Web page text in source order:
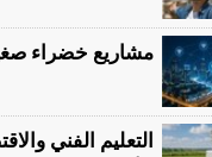
مشاريع خضراء
التعليم الفني